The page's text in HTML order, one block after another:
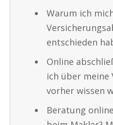
Warum ich
entschieden
Online
ich über meine
vorher wissen
Beratung